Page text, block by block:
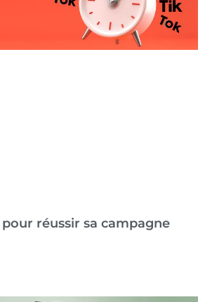
pour réussir sa campagne